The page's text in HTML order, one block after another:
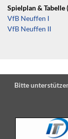
Spielplan & Tabelle
VfB Neuffen I
VfB Neuffen II
Bitte